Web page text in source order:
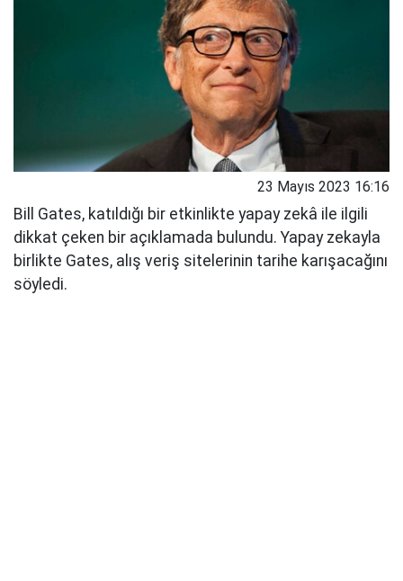
23 Mayıs 2023 16:16
Bill Gates, katıldığı bir etkinlikte yapay zekâ ile ilgili
dikkat çeken bir açıklamada bulundu. Yapay zekayla
birlikte Gates, alış veriş sitelerinin tarihe karışacağını
söyledi.